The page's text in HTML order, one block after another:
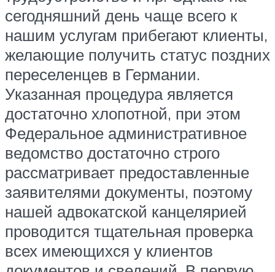
сегодняшний день чаще всего к
нашим услугам прибегают клиенты,
желающие получить статус поздних
переселенцев в Германии.
Указанная процедура является
достаточно хлопотной, при этом
Федеральное административное
ведомство достаточно строго
рассматривает предоставленные
заявителями документы, поэтому
нашей адвокатской канцелярией
проводится тщательная проверка
всех имеющихся у клиентов